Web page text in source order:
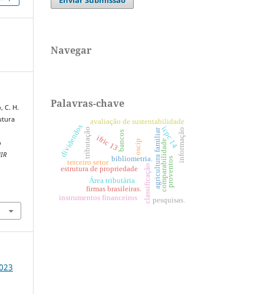
C. H.
Navegar
Palavras-chave
classificação
Área tributária
tributação
estrutura de propriedade
firmas brasileiras.
avaliação de sustentabilidade
agricultura familiar
bibliometria.
bancos
instrumentos financeiros pesquisas.
terceiro setor
oscip
ifric 13 comparabilidade
icpc 14
dividendos
proventos
informação